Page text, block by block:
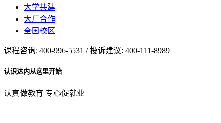
大学共建
大厂合作
全国校区
课程咨询: 400-996-5531 / 投诉建议: 400-111-8989
认识达内从这里开始
认真做教育 专心促就业